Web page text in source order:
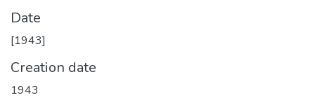
Date
[1943]
Creation date
1943